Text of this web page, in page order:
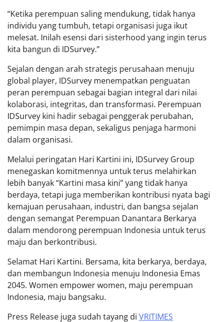
“Ketika perempuan saling mendukung, tidak hanya
individu yang tumbuh, tetapi organisasi juga ikut
melesat. Inilah esensi dari sisterhood yang ingin terus
kita bangun di IDSurvey.”
Sejalan dengan arah strategis perusahaan menuju
global player, IDSurvey menempatkan penguatan
peran perempuan sebagai bagian integral dari nilai
kolaborasi, integritas, dan transformasi. Perempuan
IDSurvey kini hadir sebagai penggerak perubahan,
pemimpin masa depan, sekaligus penjaga harmoni
dalam organisasi.
Melalui peringatan Hari Kartini ini, IDSurvey Group
menegaskan komitmennya untuk terus melahirkan
lebih banyak “Kartini masa kini” yang tidak hanya
berdaya, tetapi juga memberikan kontribusi nyata bagi
kemajuan perusahaan, industri, dan bangsa sejalan
dengan semangat Perempuan Danantara Berkarya
dalam mendorong perempuan Indonesia untuk terus
maju dan berkontribusi.
Selamat Hari Kartini. Bersama, kita berkarya, berdaya,
dan membangun Indonesia menuju Indonesia Emas
2045. Women empower women, maju perempuan
Indonesia, maju bangsaku.
Press Release juga sudah tayang di VRITIMES